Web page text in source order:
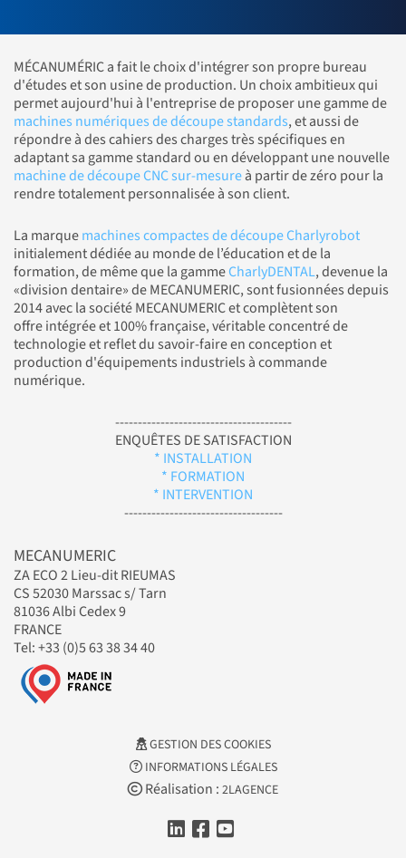
MÉCANUMÉRIC a fait le choix d'intégrer son propre bureau
d'études et son usine de production. Un choix ambitieux qui
permet aujourd'hui à l'entreprise de proposer une gamme de
machines numériques de découpe standards, et aussi de
répondre à des cahiers des charges très spécifiques en
adaptant sa gamme standard ou en développant une nouvelle
machine de découpe CNC sur-mesureà partir de zéro pour la
rendre totalement personnalisée à son client.
La marquemachines compactes de découpe Charlyrobot
initialement dédiée au monde de l’éducation et de la
formation, de même que la gammeCharlyDENTAL, devenue la
«division dentaire» de MECANUMERIC, sont fusionnées depuis
2014 avec la société MECANUMERIC et complètent son
offre intégrée et 100% française, véritable concentré de
technologie et reflet du savoir-faire en conception et
production d'équipements industriels à commande
numérique.
---------------------------------------
ENQUÊTES DE SATISFACTION
* INSTALLATION
* FORMATION
* INTERVENTION
-----------------------------------
MECANUMERIC
ZA ECO 2 Lieu-dit RIEUMAS
CS 52030 Marssac s/ Tarn
81036 Albi Cedex 9
FRANCE
Tel: +33 (0)5 63 38 34 40
GESTION DES COOKIES
INFORMATIONS LÉGALES
Réalisation : 2LAGENCE